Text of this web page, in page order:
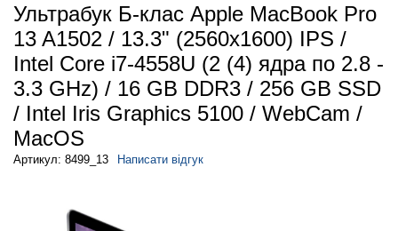
Ультрабук Б-клас Apple MacBook Pro
13 A1502 / 13.3" (2560x1600) IPS /
Intel Core i7-4558U (2 (4) ядра по 2.8 -
3.3 GHz) / 16 GB DDR3 / 256 GB SSD
/ Intel Iris Graphics 5100 / WebCam /
MacOS
Артикул: 8499_13 Написати відгук